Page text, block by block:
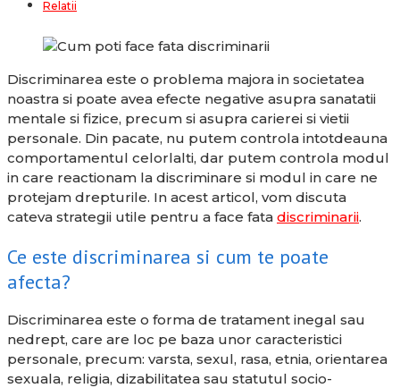
Relatii
Discriminarea este o problema majora in societatea
noastra si poate avea efecte negative asupra sanatatii
mentale si fizice, precum si asupra carierei si vietii
personale. Din pacate, nu putem controla intotdeauna
comportamentul celorlalti, dar putem controla modul
in care reactionam la discriminare si modul in care ne
protejam drepturile. In acest articol, vom discuta
cateva strategii utile pentru a face fata discriminarii.
Ce este discriminarea si cum te poate
afecta?
Discriminarea este o forma de tratament inegal sau
nedrept, care are loc pe baza unor caracteristici
personale, precum: varsta, sexul, rasa, etnia, orientarea
sexuala, religia, dizabilitatea sau statutul socio-